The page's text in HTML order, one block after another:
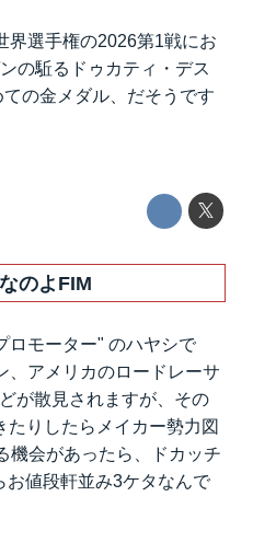
界選手権の2026第1戦にお
の駈るドゥカティ・デス
の金メダル、だそうです
のよFIM
ロモーター" のハヤシで
、アメリカのロードレーサ
が散見されますが、その
りしたらメイカー勢力図
機会があったら、ドカッチ
お値段軒並み3ケタなんで